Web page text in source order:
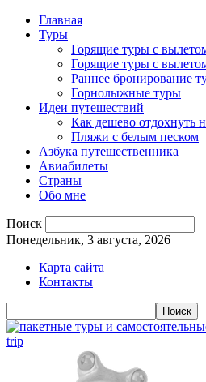
Главная
Туры
Горящие туры с
Горящие туры с
Раннее бронирование
Горнолыжные туры
Идеи путешествий
Как дешево отдохнуть
Пляжи с белым песком
Азбука путешественника
Авиабилеты
Страны
Обо мне
Поиск
Понедельник, 3 августа, 2026
Карта сайта
Контакты
trip